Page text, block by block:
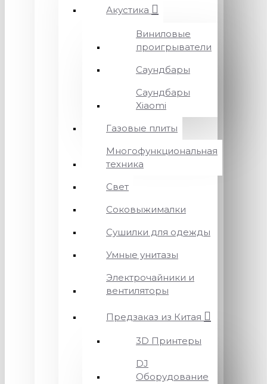
Акустика
Виниловые
проигрыватели
Саундбары
Саундбары
Xiaomi
Газовые плиты
Многофункциональная
техника
Свет
Соковыжималки
Сушилки для одежды
Умные унитазы
Электрочайники и
вентиляторы
Предзаказ из Китая
3D Принтеры
DJ
Оборудование